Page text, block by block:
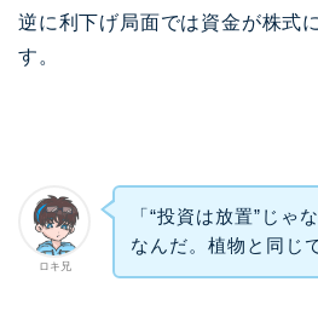
逆に利下げ局面では資金が株式
す。
ロキ兄
「“投資は放置”じゃ
なんだ。植物と同じ